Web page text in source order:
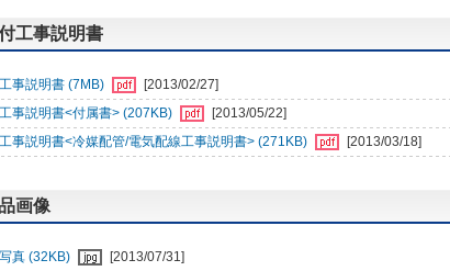
工事説明書
事説明書 (7MB)
[2013/02/27]
事説明書<付属書> (207KB)
[2013/05/22]
事説明書<冷媒配管/電気配線工事説明書> (271KB)
[2013/03/18]
画像
真 (32KB) [2013/07/31]